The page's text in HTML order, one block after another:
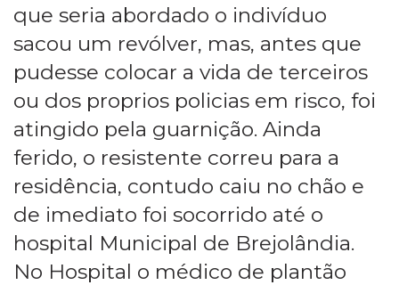
que seria abordado o indivíduo
sacou um revólver, mas, antes que
pudesse colocar a vida de terceiros
ou dos proprios policias em risco, foi
atingido pela guarnição. Ainda
ferido, o resistente correu para a
residência, contudo caiu no chão e
de imediato foi socorrido até o
hospital Municipal de Brejolândia.
No Hospital o médico de plantão